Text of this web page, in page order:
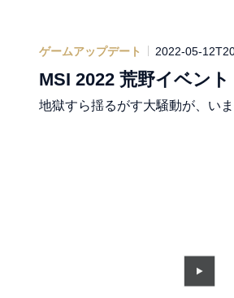
ゲームアップデート 2022-05-
MSI 2022 荒野イベン
地獄すら揺るがす大騒動が、いま